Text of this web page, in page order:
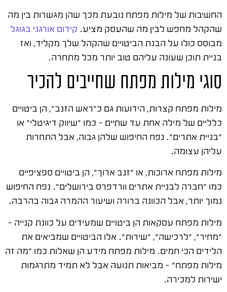
החשיבות של מילות מפתח נובעת מכך שהן מגשרות בין מה
שהקהל מחפש לבין מה שהעסק מציע. קידום אורגני בגוגל
מבוסס כולו על הבנת הביטויים שהקהל שלך מקליד, ואז
בניית תוכן שעונה עליהם טוב יותר מכל מתחרה.
סוגי מילות מפתח שחייבים להכיר
מילות מפתח קצרות, הידועות גם כ"ראש הזנב", הן ביטויים
כלליים של מילה אחת עד שתיים – כמו "שיווק דיגיטלי" או
"בניית אתרים". נפח החיפוש שלהן גבוה, אבל התחרות
עליהן עצומה.
מילות מפתח ארוכות, או "זנב ארוך", הן ביטויים ספציפיים
כמו "חברה לבניית אתרים וורדפרס בירושלים". נפח החיפוש
נמוך יותר, אבל הכוונה ברורה ושיעור ההמרה גבוה בהרבה.
מילות מפתח עסקאות הן ביטויים שמעידים על כוונת קנייה –
"מחיר", "לרכישה", "שירות". אלו הביטויים שמביאים את
הלידים הכי חמים. מילות מפתח מידע הן שאלות כמו "מה זה
מילות מפתח" – מביאות תנועה אבל לא תמיד מתרגמות
ישירות למכירה.